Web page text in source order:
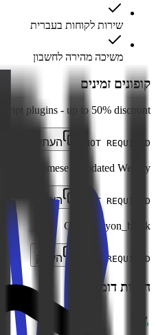
שירות לקוחות בעברית
משיכה מהירה לחשבון
קופונים זמינים
plugins - up to 50% discount
NOT REQUIRED העתק
Best Themese - Updated Weekly
NOT REQUIRED העתק
CodeCanyon_black
NOT REQUIRED העתק
חנויות דומות